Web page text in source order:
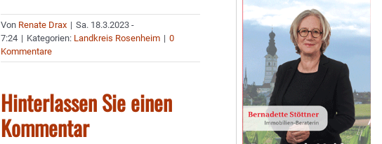
Von Renate Drax | Sa. 18.3.2023 -
7:24 | Kategorien: Landkreis Rosenheim | 0
Kommentare
Hinterlassen Sie einen
Kommentar